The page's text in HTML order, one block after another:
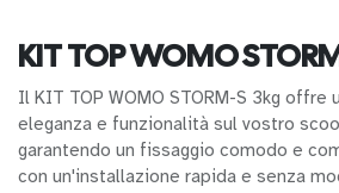
KIT TOP WOMO
Il KIT TOP WOMO STORM-S 3kg offre
eleganza e funzionalità sul vostro
garantendo un fissaggio comodo e
con un'installazione rapida e senza